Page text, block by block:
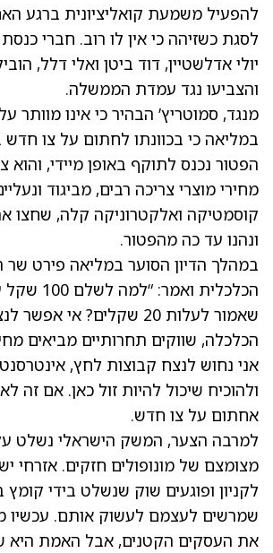
להפעיל משמעת קואליציונית ברגע
לסגת כשזיהה כי אין לו רוב. חברי
יולי אדלשטיין, דוד ביטן ואלי דלל,
והצביעו נגד עמדת הממשלה.
מנגד, סמוטריץ’ הבהיר כי אינו מוותר
במליאה כי בכוונתו לחתום על צו חדש
הפטור נכנס לתוקף באופן מיידי, והוא
מחירי מוצרי צריכה רבים, מביגוד
ונהנו עד כה מהפטור.
במהלך הדיון הסוער במליאה פירט
הכלכלית
שאמור לעלות 20 שקלים? אי
הכלכלה, שווקים תחרותיים מביאים
אני נחוש לנצח קבוצות לחץ,
ולהוכיח שיכול להיות זול כאן. אם זה
אחתום על צו חדש.
למרבה הצער, המשק הישראלי נשלט
מצומצם של מונופולים חזקים. אזרחי
לקניון ופוגעים שוק שנשלט בידי
שמרשים לעצמם לעשוק אותם. עכשיו
את העסקים הקטנים, אבל האמת היא